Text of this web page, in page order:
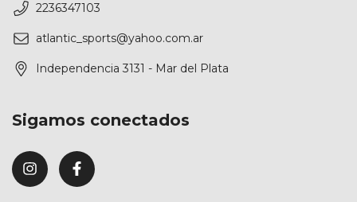
2236347103
atlantic_sports@yahoo.com.ar
Independencia 3131 - Mar del Plata
Sigamos conectados